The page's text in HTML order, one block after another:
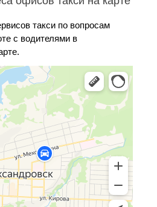
такси по вопросам
с водителями в